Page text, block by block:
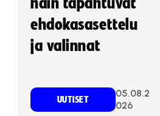
näin tapahtuvat
ehdokasasettelu
ja valinnat
UUTISET
05.08.2
026